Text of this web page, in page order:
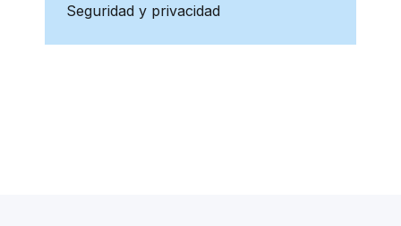
Seguridad y privacidad